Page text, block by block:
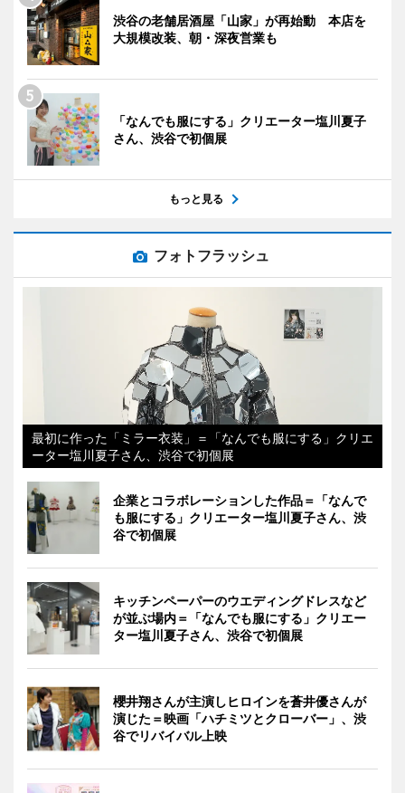
渋谷の老舗居酒屋「山家」が再始動 本店を
大規模改装、朝・深夜営業も
「なんでも服にする」クリエーター塩川夏子
さん、渋谷で初個展
もっと見る
フォトフラッシュ
最初に作った「ミラー衣装」＝「なんでも服にする」クリエ
ーター塩川夏子さん、渋谷で初個展
企業とコラボレーションした作品＝「なんで
も服にする」クリエーター塩川夏子さん、渋
谷で初個展
キッチンペーパーのウエディングドレスなど
が並ぶ場内＝「なんでも服にする」クリエー
ター塩川夏子さん、渋谷で初個展
櫻井翔さんが主演しヒロインを蒼井優さんが
演じた＝映画「ハチミツとクローバー」、渋
谷でリバイバル上映